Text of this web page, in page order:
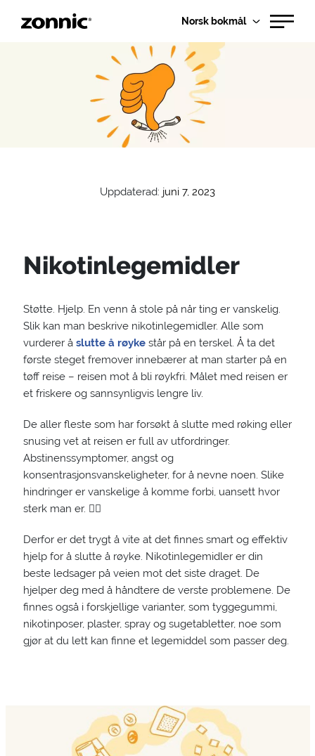
Norsk bokmål
Uppdaterad: juni 7, 2023
Nikotinlegemidler
Støtte. Hjelp. En venn å stole på når ting er vanskelig.
Slik kan man beskrive nikotinlegemidler. Alle som
vurderer å slutte å røykestår på en terskel. Å ta det
første steget fremover innebærer at man starter på en
tøff reise – reisen mot å bli røykfri. Målet med reisen er
et friskere og sannsynligvis lengre liv.
De aller fleste som har forsøkt å slutte med røking eller
snusing vet at reisen er full av utfordringer.
Abstinenssymptomer, angst og
konsentrasjonsvanskeligheter, for å nevne noen. Slike
hindringer er vanskelige å komme forbi, uansett hvor
sterk man er. 🏋️‍♂️
Derfor er det trygt å vite at det finnes smart og effektiv
hjelp for å slutte å røyke. Nikotinlegemidler er din
beste ledsager på veien mot det siste draget. De
hjelper deg med å håndtere de verste problemene. De
finnes også i forskjellige varianter, som tyggegummi,
nikotinposer, plaster, spray og sugetabletter, noe som
gjør at du lett kan finne et legemiddel som passer deg.